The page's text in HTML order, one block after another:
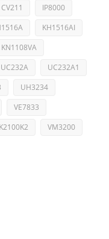
CV211
IP8000
KH1516AI
KN1108VA
UC232A
UC232A1
UH3234
VE7833
VM3200